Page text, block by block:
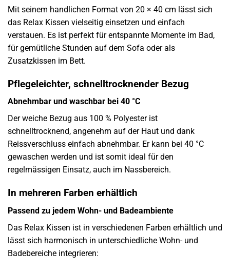
Mit seinem handlichen Format von 20 × 40 cm lässt sich
das Relax Kissen vielseitig einsetzen und einfach
verstauen. Es ist perfekt für entspannte Momente im Bad,
für gemütliche Stunden auf dem Sofa oder als
Zusatzkissen im Bett.
Pflegeleichter, schnelltrocknender Bezug
Abnehmbar und waschbar bei 40 °C
Der weiche Bezug aus 100 % Polyester ist
schnelltrocknend, angenehm auf der Haut und dank
Reissverschluss einfach abnehmbar. Er kann bei 40 °C
gewaschen werden und ist somit ideal für den
regelmässigen Einsatz, auch im Nassbereich.
In mehreren Farben erhältlich
Passend zu jedem Wohn- und Badeambiente
Das Relax Kissen ist in verschiedenen Farben erhältlich und
lässt sich harmonisch in unterschiedliche Wohn- und
Badebereiche integrieren: